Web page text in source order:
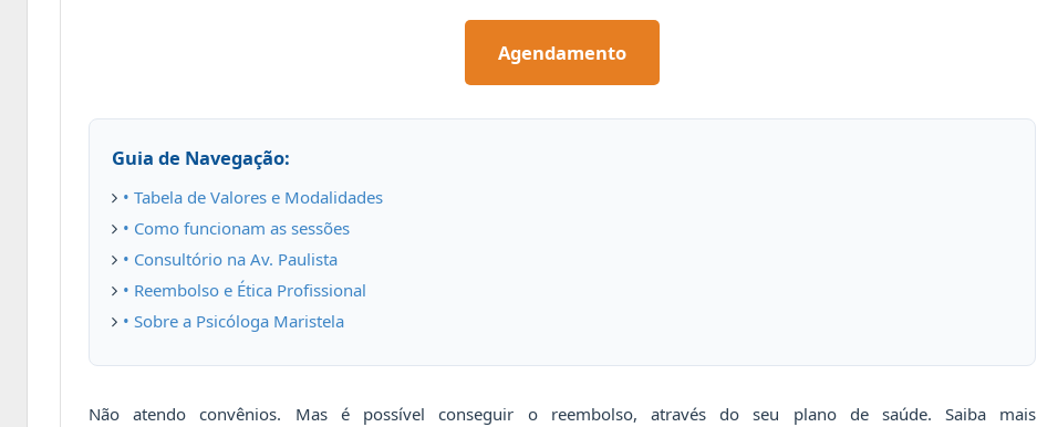
Agendamento
Guia de Navegação:
• Tabela de Valores e Modalidades
• Como funcionam as sessões
• Consultório na Av. Paulista
• Reembolso e Ética Profissional
• Sobre a Psicóloga Maristela
Não atendo convênios. Mas é possível conseguir o reembolso, através do seu plano de saúde. Saiba mais